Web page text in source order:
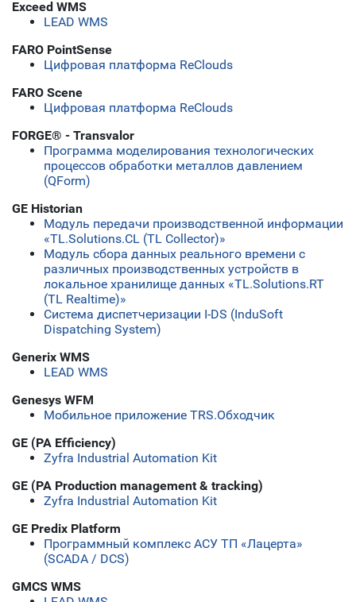
Exceed WMS
LEAD WMS
FARO PointSense
Цифровая платформа ReClouds
FARO Scene
Цифровая платформа ReClouds
FORGE® - Transvalor
Программа моделирования технологических
процессов обработки металлов давлением
(QForm)
GE Historian
Модуль передачи производственной информации
«TL.Solutions.CL (TL Collector)»
Модуль сбора данных реального времени с
различных производственных устройств в
локальное хранилище данных «TL.Solutions.RT
(TL Realtime)»
Система диспетчеризации I-DS (InduSoft
Dispatching System)
Generix WMS
LEAD WMS
Genesys WFM
Мобильное приложение TRS.Обходчик
GE (PA Efficiency)
Zyfra Industrial Automation Kit
GE (PA Production management & tracking)
Zyfra Industrial Automation Kit
GE Predix Platform
Программный комплекс АСУ ТП «Лацерта»
(SCADA / DCS)
GMCS WMS